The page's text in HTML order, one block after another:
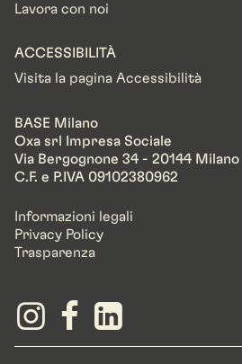
Lavora con noi
ACCESSIBILITÀ
Visita la pagina Accessibilità
BASE Milano
Oxa srl Impresa Sociale
Via Bergognone 34 - 20144 Milano
C.F. e P.IVA 09102380962
Informazioni legali
Privacy Policy
Trasparenza